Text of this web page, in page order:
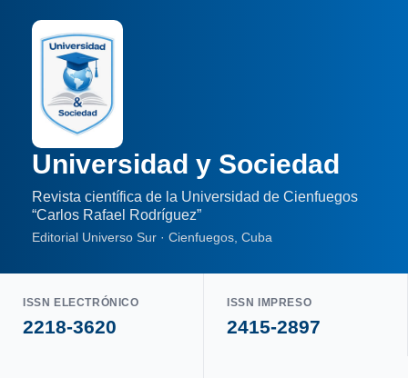
Universidad y Sociedad
Revista científica de la Universidad de Cienfuegos
“Carlos Rafael Rodríguez”
Editorial Universo Sur · Cienfuegos, Cuba
ISSN ELECTRÓNICO
2218-3620
ISSN IMPRESO
2415-2897